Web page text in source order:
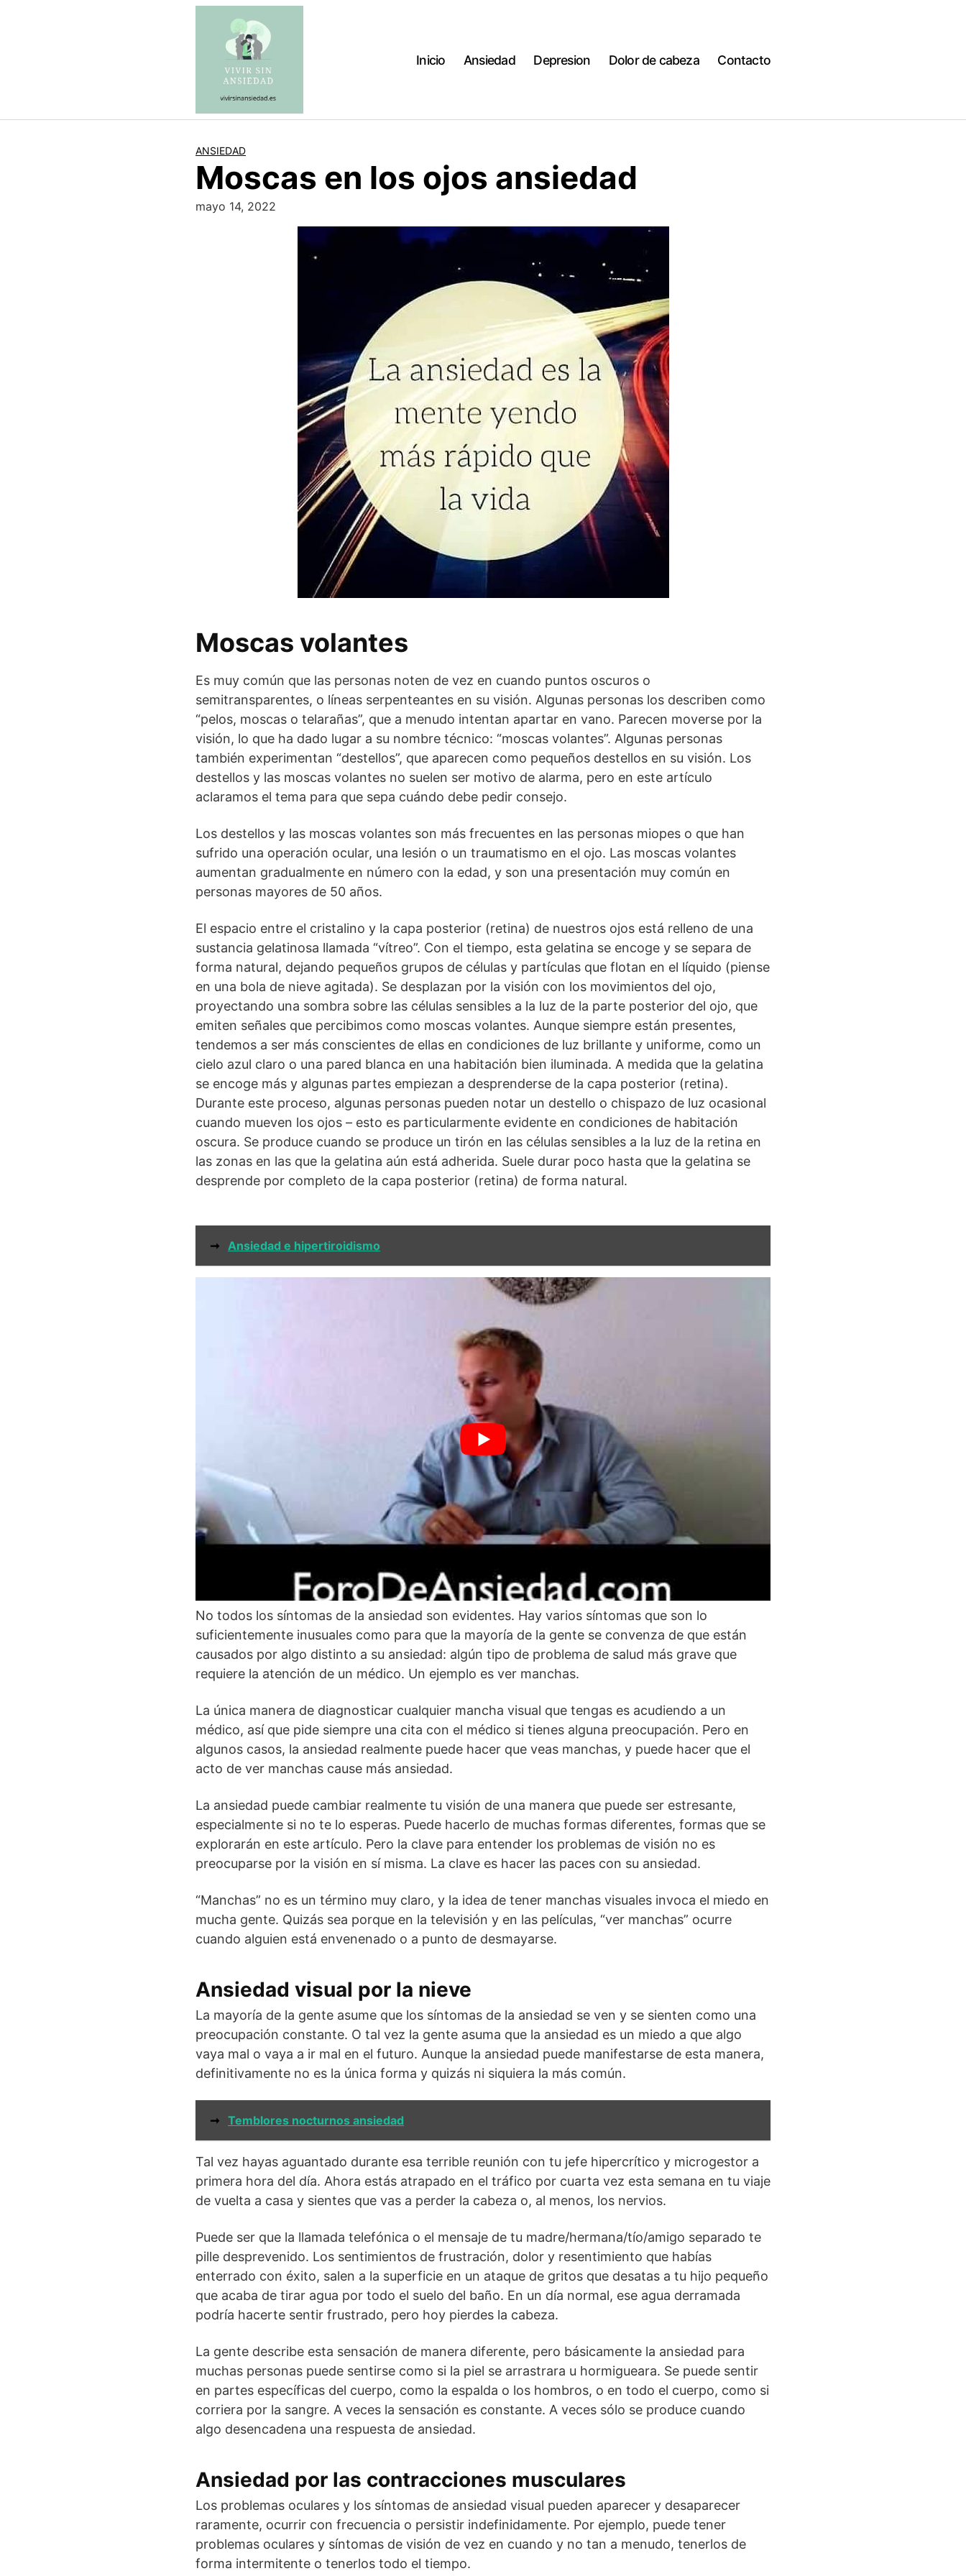
Inicio Ansiedad Depresion Dolor de cabeza Contacto
ANSIEDAD
Moscas en los ojos ansiedad
mayo 14, 2022
Moscas volantes
Es muy común que las personas noten de vez en cuando puntos oscuros o
semitransparentes, o líneas serpenteantes en su visión. Algunas personas los describen como
“pelos, moscas o telarañas”, que a menudo intentan apartar en vano. Parecen moverse por la
visión, lo que ha dado lugar a su nombre técnico: “moscas volantes”. Algunas personas
también experimentan “destellos”, que aparecen como pequeños destellos en su visión. Los
destellos y las moscas volantes no suelen ser motivo de alarma, pero en este artículo
aclaramos el tema para que sepa cuándo debe pedir consejo.
Los destellos y las moscas volantes son más frecuentes en las personas miopes o que han
sufrido una operación ocular, una lesión o un traumatismo en el ojo. Las moscas volantes
aumentan gradualmente en número con la edad, y son una presentación muy común en
personas mayores de 50 años.
El espacio entre el cristalino y la capa posterior (retina) de nuestros ojos está relleno de una
sustancia gelatinosa llamada “vítreo”. Con el tiempo, esta gelatina se encoge y se separa de
forma natural, dejando pequeños grupos de células y partículas que flotan en el líquido (piense
en una bola de nieve agitada). Se desplazan por la visión con los movimientos del ojo,
proyectando una sombra sobre las células sensibles a la luz de la parte posterior del ojo, que
emiten señales que percibimos como moscas volantes. Aunque siempre están presentes,
tendemos a ser más conscientes de ellas en condiciones de luz brillante y uniforme, como un
cielo azul claro o una pared blanca en una habitación bien iluminada. A medida que la gelatina
se encoge más y algunas partes empiezan a desprenderse de la capa posterior (retina).
Durante este proceso, algunas personas pueden notar un destello o chispazo de luz ocasional
cuando mueven los ojos – esto es particularmente evidente en condiciones de habitación
oscura. Se produce cuando se produce un tirón en las células sensibles a la luz de la retina en
las zonas en las que la gelatina aún está adherida. Suele durar poco hasta que la gelatina se
desprende por completo de la capa posterior (retina) de forma natural.
➞ Ansiedad e hipertiroidismo
Síntomas de los ojos de la ansiedad
No todos los síntomas de la ansiedad son evidentes. Hay varios síntomas que son lo
suficientemente inusuales como para que la mayoría de la gente se convenza de que están
causados por algo distinto a su ansiedad: algún tipo de problema de salud más grave que
requiere la atención de un médico. Un ejemplo es ver manchas.
La única manera de diagnosticar cualquier mancha visual que tengas es acudiendo a un
médico, así que pide siempre una cita con el médico si tienes alguna preocupación. Pero en
algunos casos, la ansiedad realmente puede hacer que veas manchas, y puede hacer que el
acto de ver manchas cause más ansiedad.
La ansiedad puede cambiar realmente tu visión de una manera que puede ser estresante,
especialmente si no te lo esperas. Puede hacerlo de muchas formas diferentes, formas que se
explorarán en este artículo. Pero la clave para entender los problemas de visión no es
preocuparse por la visión en sí misma. La clave es hacer las paces con su ansiedad.
“Manchas” no es un término muy claro, y la idea de tener manchas visuales invoca el miedo en
mucha gente. Quizás sea porque en la televisión y en las películas, “ver manchas” ocurre
cuando alguien está envenenado o a punto de desmayarse.
Ansiedad visual por la nieve
La mayoría de la gente asume que los síntomas de la ansiedad se ven y se sienten como una
preocupación constante. O tal vez la gente asuma que la ansiedad es un miedo a que algo
vaya mal o vaya a ir mal en el futuro. Aunque la ansiedad puede manifestarse de esta manera,
definitivamente no es la única forma y quizás ni siquiera la más común.
➞ Temblores nocturnos ansiedad
Tal vez hayas aguantado durante esa terrible reunión con tu jefe hipercrítico y microgestor a
primera hora del día. Ahora estás atrapado en el tráfico por cuarta vez esta semana en tu viaje
de vuelta a casa y sientes que vas a perder la cabeza o, al menos, los nervios.
Puede ser que la llamada telefónica o el mensaje de tu madre/hermana/tío/amigo separado te
pille desprevenido. Los sentimientos de frustración, dolor y resentimiento que habías
enterrado con éxito, salen a la superficie en un ataque de gritos que desatas a tu hijo pequeño
que acaba de tirar agua por todo el suelo del baño. En un día normal, ese agua derramada
podría hacerte sentir frustrado, pero hoy pierdes la cabeza.
La gente describe esta sensación de manera diferente, pero básicamente la ansiedad para
muchas personas puede sentirse como si la piel se arrastrara u hormigueara. Se puede sentir
en partes específicas del cuerpo, como la espalda o los hombros, o en todo el cuerpo, como si
corriera por la sangre. A veces la sensación es constante. A veces sólo se produce cuando
algo desencadena una respuesta de ansiedad.
Ansiedad por las contracciones musculares
Los problemas oculares y los síntomas de ansiedad visual pueden aparecer y desaparecer
raramente, ocurrir con frecuencia o persistir indefinidamente. Por ejemplo, puede tener
problemas oculares y síntomas de visión de vez en cuando y no tan a menudo, tenerlos de
forma intermitente o tenerlos todo el tiempo.